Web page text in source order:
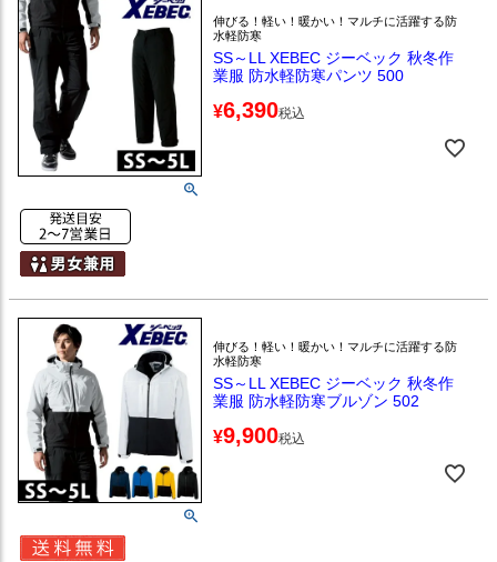
伸びる！軽い！暖かい！マルチに活躍する防
水軽防寒
SS～LL XEBEC ジーベック 秋冬作
業服 防水軽防寒パンツ 500
¥6,390税込
伸びる！軽い！暖かい！マルチに活躍する防
水軽防寒
SS～LL XEBEC ジーベック 秋冬作
業服 防水軽防寒ブルゾン 502
¥9,900税込